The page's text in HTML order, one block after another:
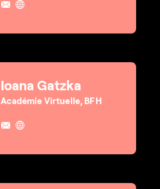
Ioana Gatzka
Académie Virtuelle, BFH